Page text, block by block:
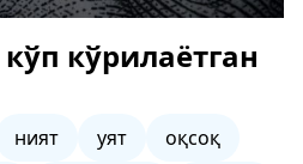
кўрилаётган
ният уят
оқсоқ